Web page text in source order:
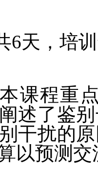
6天，培
课程重
述了鉴
干扰的
以预测交